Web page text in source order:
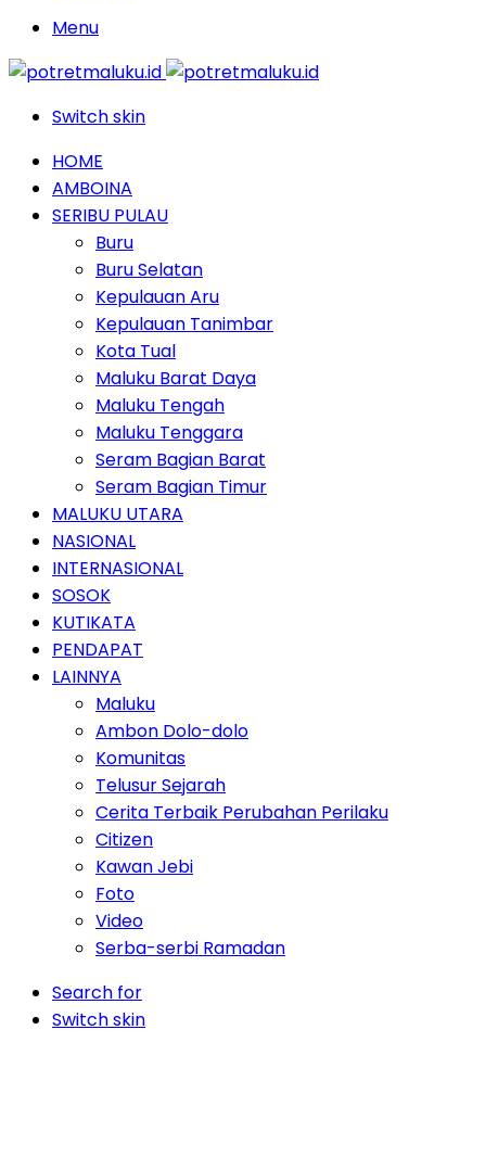
Menu
Switch skin
HOME
AMBOINA
SERIBU PULAU
Buru
Buru Selatan
Kepulauan Aru
Kepulauan Tanimbar
Kota Tual
Maluku Barat Daya
Maluku Tengah
Maluku Tenggara
Seram Bagian Barat
Seram Bagian Timur
MALUKU UTARA
NASIONAL
INTERNASIONAL
SOSOK
KUTIKATA
PENDAPAT
LAINNYA
Maluku
Ambon Dolo-dolo
Komunitas
Telusur Sejarah
Cerita Terbaik Perubahan Perilaku
Citizen
Kawan Jebi
Foto
Video
Serba-serbi Ramadan
Search for
Switch skin